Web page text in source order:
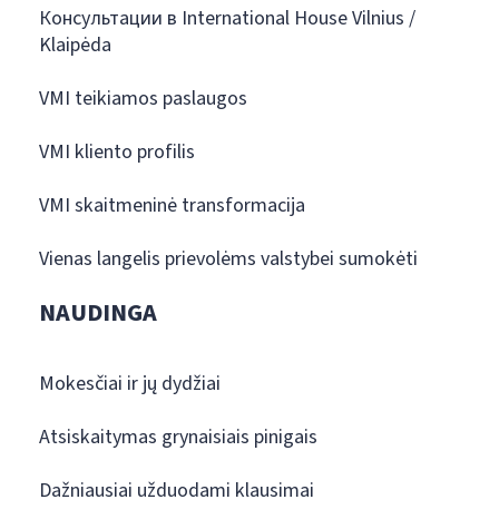
Консультации в International House Vilnius /
Klaipėda
VMI teikiamos paslaugos
VMI kliento profilis
VMI skaitmeninė transformacija
Vienas langelis prievolėms valstybei sumokėti
NAUDINGA
Mokesčiai ir jų dydžiai
Atsiskaitymas grynaisiais pinigais
Dažniausiai užduodami klausimai